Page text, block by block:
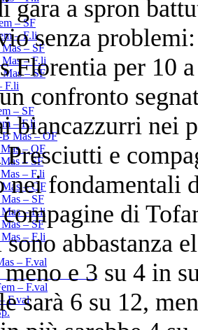
– SF
– F.li
– SF
– F.li
Mas – SF
F.li
– SF
– F.li
Mas – OF
– QF
– SF
– F.li
– QF
– SF
– F.li
– SF
– F.li
– F.val
– F.val
F.val
gara a spron
senza
Florentia per 10
confronto
biancazzurri
e
nei fondamentali
di
abbastanza
e 3 su 4 in
sarà 6 su 12,